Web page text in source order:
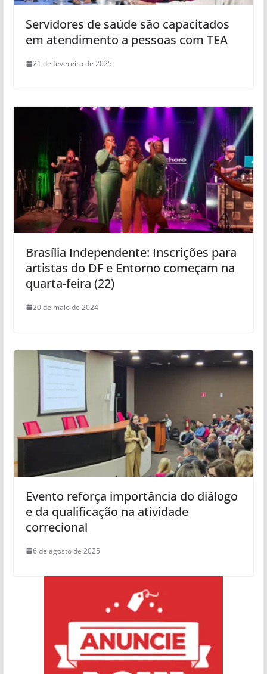
Servidores de saúde são capacitados
em atendimento a pessoas com TEA
21 de fevereiro de 2025
Brasília Independente: Inscrições para
artistas do DF e Entorno começam na
quarta-feira (22)
20 de maio de 2024
Evento reforça importância do diálogo
e da qualificação na atividade
correcional
6 de agosto de 2025